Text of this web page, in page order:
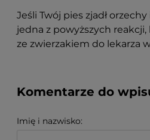
Jeśli Twój pies zjadł
jedna z powyższych
ze zwierzakiem do lekarza
Komentarze do
Imię i nazwisko: